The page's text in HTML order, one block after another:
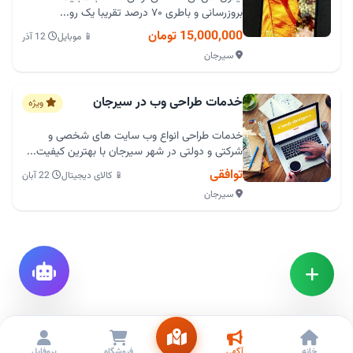
بروزرسانی و باطری ۷۰ درصد تقریبا یک رو...
15,000,000 تومان 📱 موبایل
سیرجان
خدمات طراحی وب در سیرجان ویژه
خدمات طراحی انواع وب سایت های شخصی و
شرکتی و دولتی در شهر سیرجان با بهترین کیفیت...
توافقی 📱 کالای دیجیتال
سیرجان